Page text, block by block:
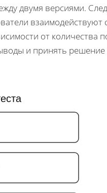
двумя версиями.
взаимодействуют
от количества
и принять решение